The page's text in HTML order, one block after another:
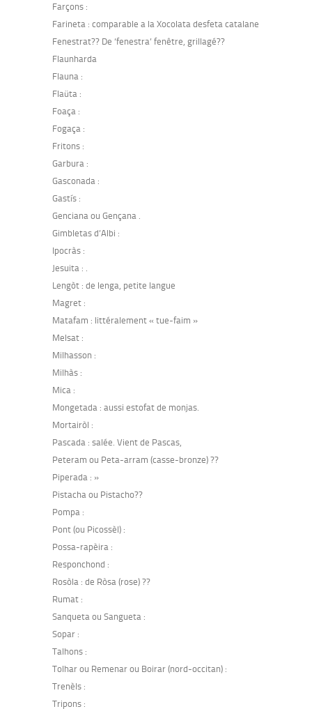
Farçons :
Farineta : comparable a la Xocolata desfeta catalane
Fenestrat?? De ‘fenestra’ fenêtre, grillagé??
Flaunharda
Flauna :
Flaüta :
Foaça :
Fogaça :
Fritons :
Garbura :
Gasconada :
Gastís :
Genciana ou Gençana .
Gimbletas d’Albi :
Ipocràs :
Jesuita : .
Lengòt : de lenga, petite langue
Magret :
Matafam : littéralement « tue-faim »
Melsat :
Milhasson :
Milhàs :
Mica :
Mongetada : aussi estofat de monjas.
Mortairòl :
Pascada : salée. Vient de Pascas,
Peteram ou Peta-arram (casse-bronze) ??
Piperada : »
Pistacha ou Pistacho??
Pompa :
Pont (ou Picossèl) :
Possa-rapèira :
Responchond :
Rosòla : de Ròsa (rose) ??
Rumat :
Sanqueta ou Sangueta :
Sopar :
Talhons :
Tolhar ou Remenar ou Boirar (nord-occitan) :
Trenèls :
Tripons :